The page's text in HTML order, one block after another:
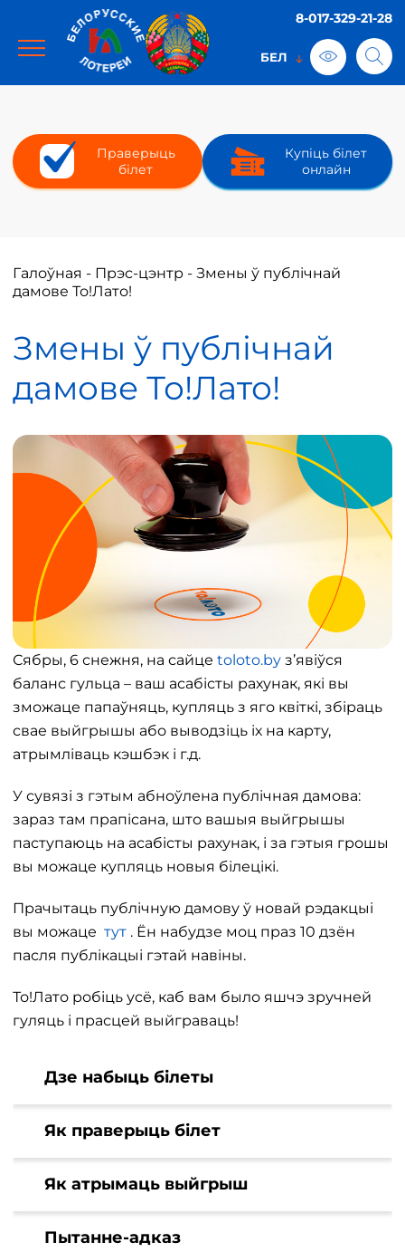
8-017-329-21-28
Праверыць
білет
Купіць білет
онлайн
Галоўная - Прэс-цэнтр - Змены ў публічнай
дамове То!Лато!
Змены ў публічнай
дамове То!Лато!
Сябры, 6 снежня, на сайце toloto.by з’явіўся
баланс гульца – ваш асабісты рахунак, які вы
зможаце папаўняць, купляць з яго квіткі, збіраць
свае выйгрышы або выводзіць іх на карту,
атрымліваць кэшбэк і г.д.
У сувязі з гэтым абноўлена публічная дамова:
зараз там прапісана, што вашыя выйгрышы
паступаюць на асабісты рахунак, і за гэтыя грошы
вы можаце купляць новыя білецікі.
Прачытаць публічную дамову ў новай рэдакцыі
вы можаце тут . Ён набудзе моц праз 10 дзён
пасля публікацыі гэтай навіны.
То!Лато робіць усё, каб вам было яшчэ зручней
гуляць і прасцей выйграваць!
Дзе набыць білеты
Як праверыць білет
Як атрымаць выйгрыш
Пытанне-адказ